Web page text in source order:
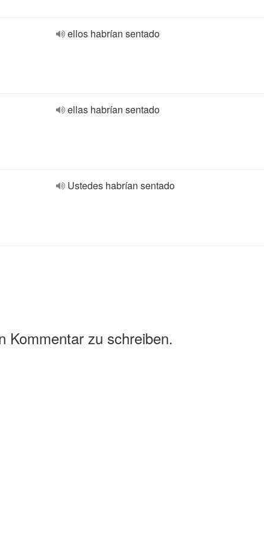
ellos habrían sentado
ellas habrían sentado
Ustedes habrían sentado
Kommentar zu schreiben.